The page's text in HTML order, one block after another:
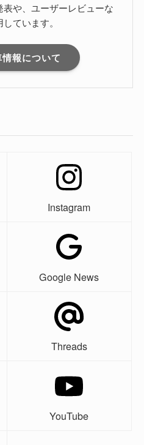
や、ユーザーレビューな
ています。
報について
Instagram
Google News
Threads
YouTube